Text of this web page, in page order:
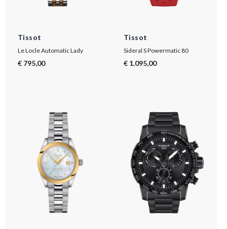
Tissot
Le Locle Automatic Lady
€ 795,00
Tissot
Sideral S Powermatic 80
€ 1.095,00